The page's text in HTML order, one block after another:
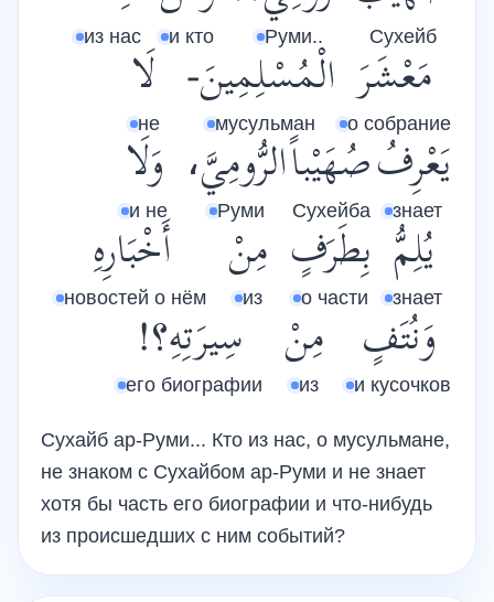
Сухейб
Руми..
и кто
из нас
مَعْشَرَ
о собрание
الْمُسْلِمِينَ-
мусульман
لَا
не
يَعْرِفُ
знает
صُهَيْباً
Сухейба
الرُّومِيَّ،
Руми
وَلَا
и не
يُلِمُّ
знает
بِطَرَفٍ
о части
مِنْ
из
أَخْبَارِهِ
новостей о нём
وَنُتَفٍ
и кусочков
مِنْ
из
سِيرَتِهِ؟!
его биографии
Сухайб ар-Руми... Кто из нас, о мусульмане,
не знаком с Сухайбом ар-Руми и не знает
хотя бы часть его биографии и что-нибудь
из происшедших с ним событий?